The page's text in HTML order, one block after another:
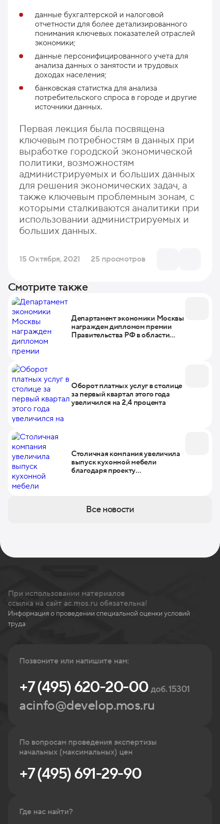
данные бухгалтерской и налоговой
отчетности для более детализированного
понимания ключевых показателей отраслей
экономики;
данные персонифицированного учета для
анализа данных о занятости и трудовых
доходах населения;
банковская статистка для анализа
потребительского спроса в городе и другие
источники данных.
Первая лекция была посвящена
ключевым потребностям в данных при
выработке городской экономической
политики, возможностям
администрируемых и больших данных
для решения экономических задач, а
также ключевым проблемным зонам, с
которыми сталкиваются аналитики при
использовании администрируемых и
больших данных.
15 Октября, 2021 25 просмотров
Смотрите также
Департамент экономики Москвы
награжден дипломом премии
Правительства РФ в области
Оборот платных услуг в столице
за первый квартал этого года
увеличился на 2,4 процента
Столичная компания увеличила
выпуск кухонной мебели
благодаря проекту
Все новости
При использовании материалов
ссылка на сайт ac.mos.ru обязательна!
Информация о проведении специальной оценки условий
труда
Позвоните или напишите нам:
+7 (495) 620-20-00доб. 15301
acinfo@develop.mos.ru
По вопросам проведения экспертизы
начальных (максимальных) цен
+7 (495) 691-29-90
Где нас найти?